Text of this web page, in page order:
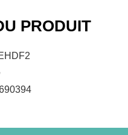
PRODUIT